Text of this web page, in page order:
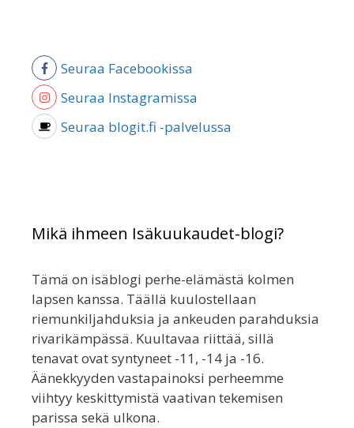
Seuraa Facebookissa
Seuraa Instagramissa
Seuraa blogit.fi -palvelussa
Mikä ihmeen Isäkuukaudet-blogi?
Tämä on isäblogi perhe-elämästä kolmen
lapsen kanssa. Täällä kuulostellaan
riemunkiljahduksia ja ankeuden parahduksia
rivarikämpässä. Kuultavaa riittää, sillä
tenavat ovat syntyneet -11, -14 ja -16.
Äänekkyyden vastapainoksi perheemme
viihtyy keskittymistä vaativan tekemisen
parissa sekä ulkona.